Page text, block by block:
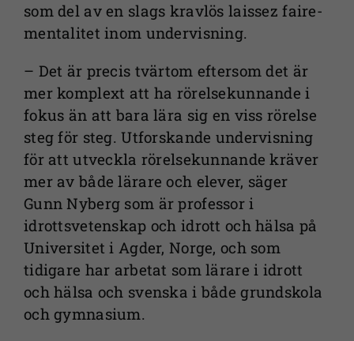
som del av en slags kravlös laissez faire-
mentalitet inom undervisning.
– Det är precis tvärtom eftersom det är
mer komplext att ha rörelsekunnande i
fokus än att bara lära sig en viss rörelse
steg för steg. Utforskande undervisning
för att utveckla rörelsekunnande kräver
mer av både lärare och elever, säger
Gunn Nyberg som är professor i
idrottsvetenskap och idrott och hälsa på
Universitet i Agder, Norge, och som
tidigare har arbetat som lärare i idrott
och hälsa och svenska i både grundskola
och gymnasium.